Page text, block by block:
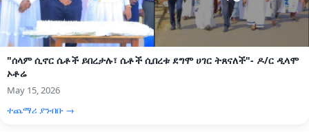
"ሰላም ሲኖር ሴቶች ይበረታሉ፣ ሴቶች ሲበረቱ ደግሞ ሀገር ትጸናለች"- ዶ/ር ዲላሞ
ኦቶሬ
May 15, 2026
ተጨማሪ ያንብቡ →